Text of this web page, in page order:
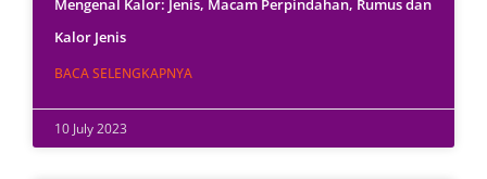
Mengenal Kalor: Jenis, Macam Perpindahan, Rumus dan
Kalor Jenis
BACA SELENGKAPNYA
10 July 2023